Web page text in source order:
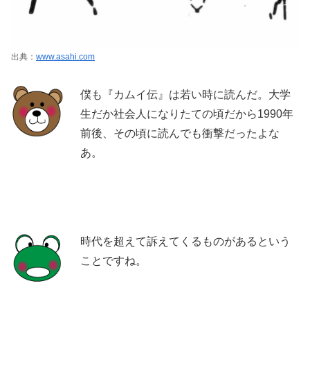
出典： www.asahi.com
僕も『カムイ伝』は若い時に読んだ。大学
生だか社会人になりたての頃だから1990年
前後、その頃に読んでも衝撃だったよな
あ。
時代を超えて訴えてくるものがあるという
ことですね。